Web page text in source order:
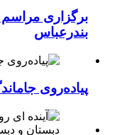
برگزاری مراسم
بندرعباس
پیاده‌روی